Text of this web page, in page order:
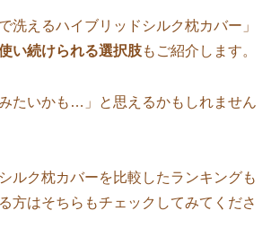
洗えるハイブリッドシルク枕カバー」
い続けられる選択肢もご紹介します。
みたいかも…」と思えるかもしれません
ルク枕カバーを比較したランキングも
方はそちらもチェックしてみてくださ